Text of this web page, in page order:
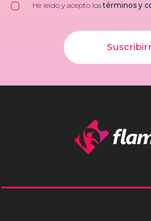
He leído y acepto lostérminos y